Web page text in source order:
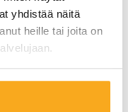
yhdistää näitä
heille tai joita on